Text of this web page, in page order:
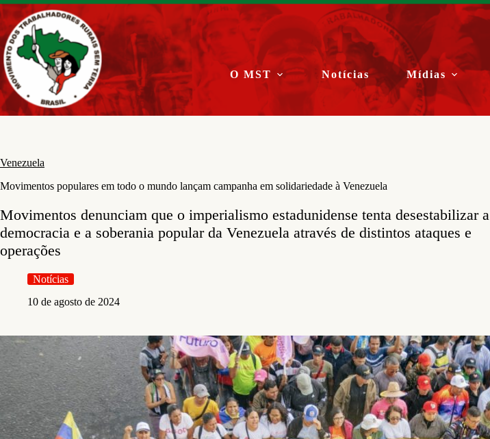
Pular
para
o
conteúdo
O MST Notícias Mídias
Venezuela
Movimentos populares em todo o mundo lançam campanha em solidariedade à Venezuela
Movimentos denunciam que o imperialismo estadunidense tenta desestabilizar a
democracia e a soberania popular da Venezuela através de distintos ataques e
operações
Notícias
10 de agosto de 2024